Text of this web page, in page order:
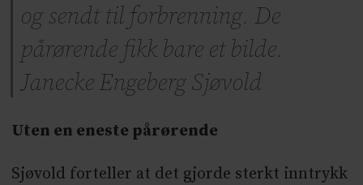
og sendt til forbrenning. De
pårørende fikk bare et bilde.
Janecke Engeberg Sjøvold
Uten en eneste pårørende
Sjøvold forteller at det gjorde sterkt inntrykk